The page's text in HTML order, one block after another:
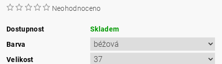
Neohodnoceno
Dostupnost
Skladem
Barva
Velikost